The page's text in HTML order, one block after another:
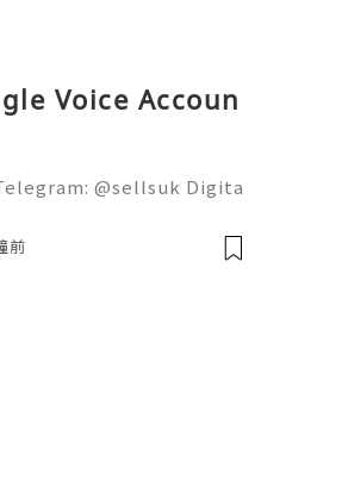
Voice Accoun
@sellsuk Digita
Voice offers a flexi
前